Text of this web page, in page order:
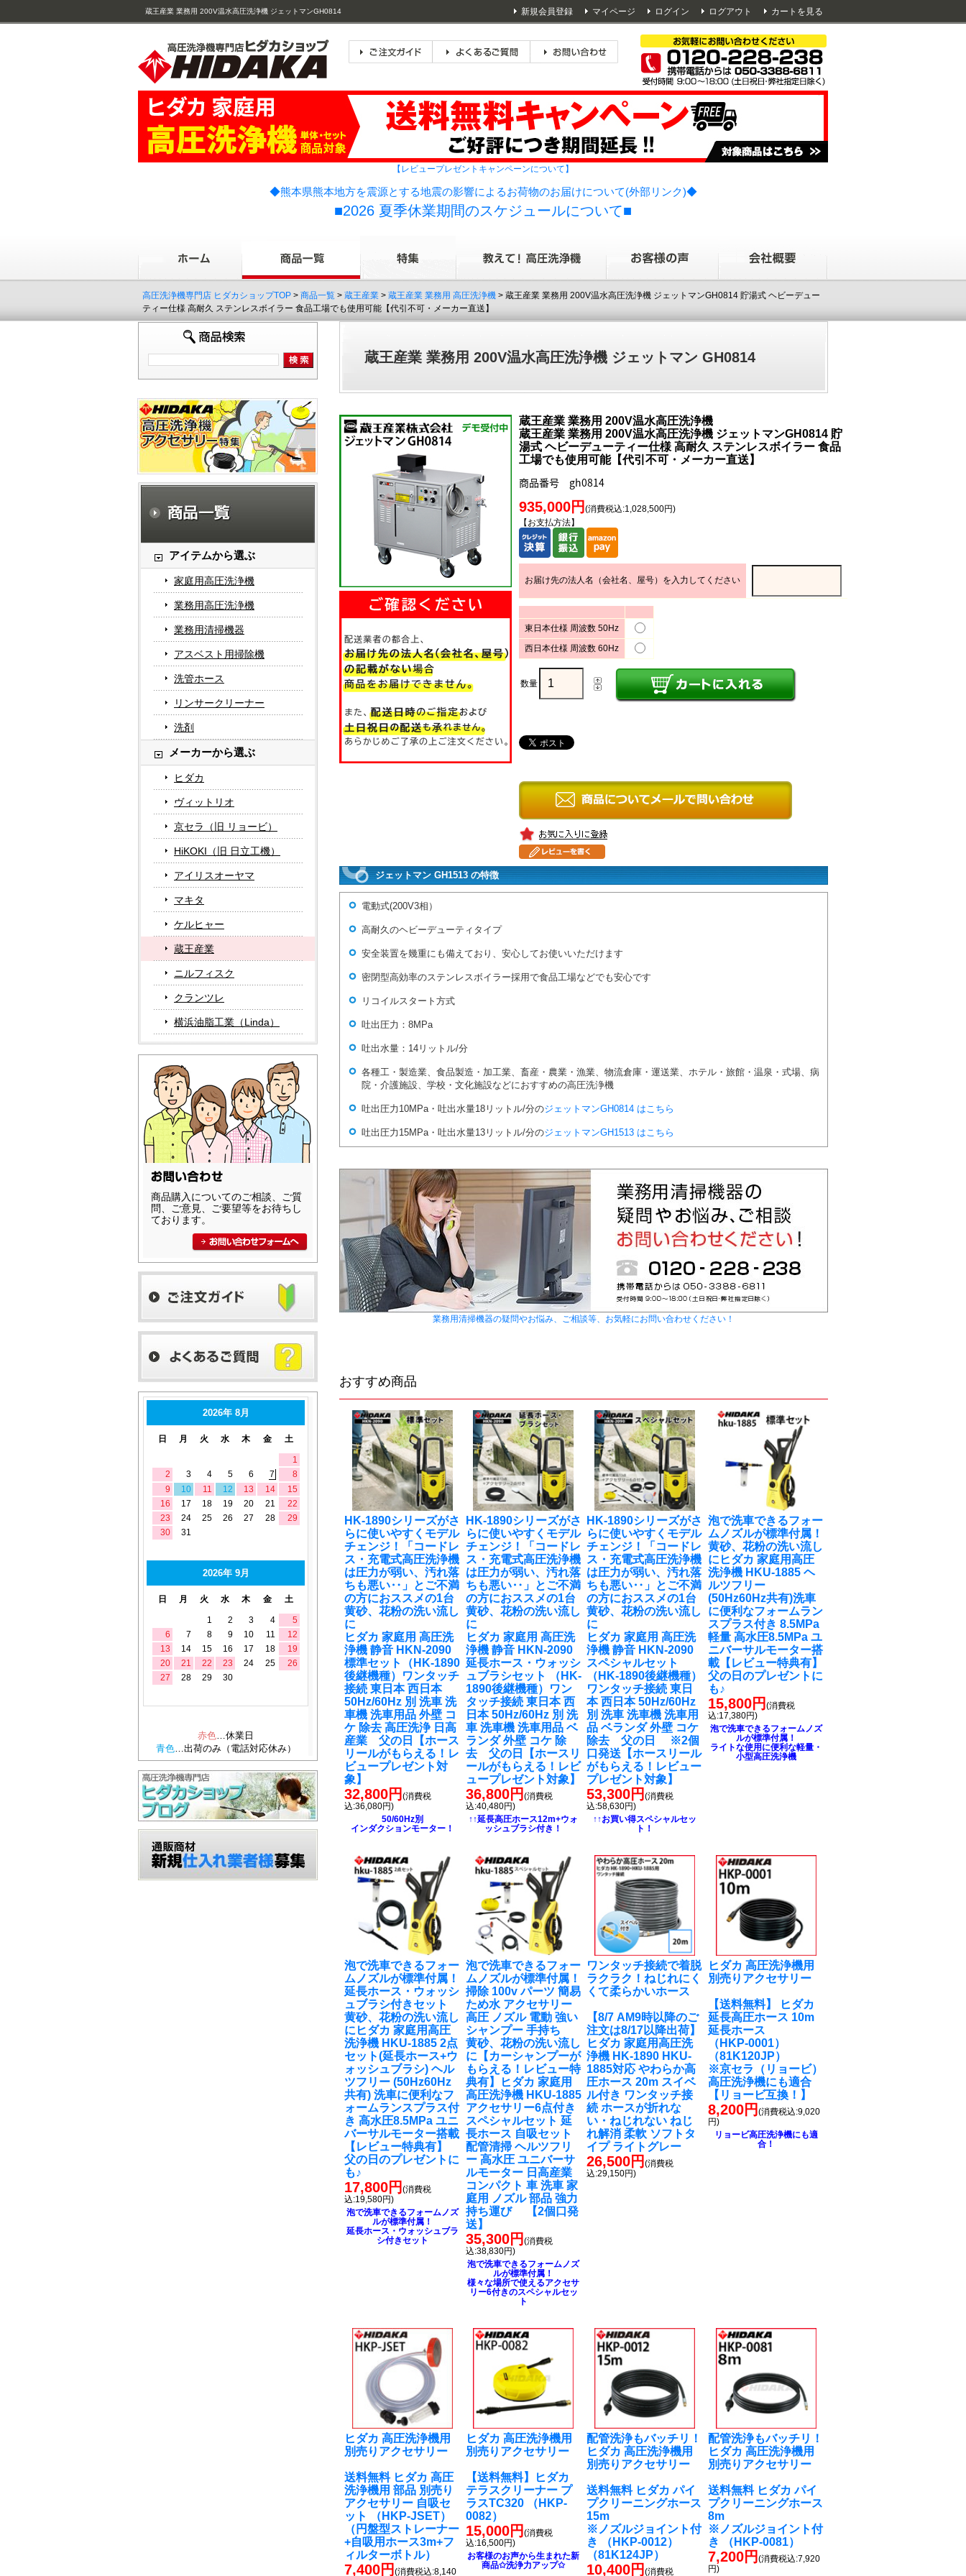
蔵王産業 業務用 200V温水高圧洗浄機 ジェットマンGH0814 新規会員登録 マイページ ログイン ログアウト カートを見る
【レビュープレゼントキャンペーンについて】
◆熊本県熊本地方を震源とする地震の影響によるお荷物のお届けについて(外部リンク)◆
■2026 夏季休業期間のスケジュールについて■
高圧洗浄機専門店 ヒダカショップTOP > 商品一覧 > 蔵王産業 > 蔵王産業 業務用 高圧洗浄機 > 蔵王産業 業務用 200V温水高圧洗浄機 ジェットマンGH0814 貯湯式 ヘビーデュー
ティー仕様 高耐久 ステンレスボイラー 食品工場でも使用可能【代引不可・メーカー直送】
アイテムから選ぶ
家庭用高圧洗浄機
業務用高圧洗浄機
業務用清掃機器
アスベスト用掃除機
洗管ホース
リンサークリーナー
洗剤
メーカーから選ぶ
ヒダカ
ヴィットリオ
京セラ（旧 リョービ）
HiKOKI（旧 日立工機）
アイリスオーヤマ
マキタ
ケルヒャー
蔵王産業
ニルフィスク
クランツレ
横浜油脂工業（Linda）
商品購入についてのご相談、ご質
問、ご意見、ご要望等をお待ちし
ております。
蔵王産業 業務用 200V温水高圧洗浄機 ジェットマン GH0814
蔵王産業 業務用 200V温水高圧洗浄機
蔵王産業 業務用 200V温水高圧洗浄機 ジェットマンGH0814 貯
湯式 ヘビーデューティー仕様 高耐久 ステンレスボイラー 食品
工場でも使用可能【代引不可・メーカー直送】
商品番号 gh0814
935,000円 (消費税込:1,028,500円)
【お支払方法】
お届け先の法人名（会社名、屋号）を入力してください
東日本仕様 周波数 50Hz
西日本仕様 周波数 60Hz
数量
ジェットマン GH1513 の特徴
電動式(200V3相）
高耐久のヘビーデューティタイプ
安全装置を幾重にも備えており、安心してお使いいただけます
密閉型高効率のステンレスボイラー採用で食品工場などでも安心です
リコイルスタート方式
吐出圧力：8MPa
吐出水量：14リットル/分
各種工・製造業、食品製造・加工業、畜産・農業・漁業、物流倉庫・運送業、ホテル・旅館・温泉・式場、病
院・介護施設、学校・文化施設などにおすすめの高圧洗浄機
吐出圧力10MPa・吐出水量18リットル/分のジェットマンGH0814 はこちら
吐出圧力15MPa・吐出水量13リットル/分のジェットマンGH1513 はこちら
業務用清掃機器の疑問やお悩み、ご相談等、お気軽にお問い合わせください！
おすすめ商品
HK-1890シリーズがさ
らに使いやすくモデル
チェンジ！「コードレ
ス・充電式高圧洗浄機
は圧力が弱い、汚れ落
ちも悪い‥」とご不満
の方におススメの1台
黄砂、花粉の洗い流し
に
ヒダカ 家庭用 高圧洗
浄機 静音 HKN-2090
標準セット（HK-1890
後継機種）ワンタッチ
接続 東日本 西日本
50Hz/60Hz 別 洗車 洗
車機 洗車用品 外壁 コ
ケ 除去 高圧洗浄 日高
産業 父の日【ホース
リールがもらえる！レ
ビュープレゼント対
象】
32,800円(消費税
込:36,080円)
50/60Hz別
インダクションモーター！
HK-1890シリーズがさ
らに使いやすくモデル
チェンジ！「コードレ
ス・充電式高圧洗浄機
は圧力が弱い、汚れ落
ちも悪い‥」とご不満
の方におススメの1台
黄砂、花粉の洗い流し
に
ヒダカ 家庭用 高圧洗
浄機 静音 HKN-2090
延長ホース・ウォッシ
ュブラシセット （HK-
1890後継機種）ワン
タッチ接続 東日本 西
日本 50Hz/60Hz 別 洗
車 洗車機 洗車用品 ベ
ランダ 外壁 コケ 除
去 父の日【ホースリ
ールがもらえる！レビ
ュープレゼント対象】
36,800円 (消費税
込:40,480円)
↑↑延長高圧ホース12m+ウォ
ッシュブラシ付き！
HK-1890シリーズがさ
らに使いやすくモデル
チェンジ！「コードレ
ス・充電式高圧洗浄機
は圧力が弱い、汚れ落
ちも悪い‥」とご不満
の方におススメの1台
黄砂、花粉の洗い流し
に
ヒダカ 家庭用 高圧洗
浄機 静音 HKN-2090
スペシャルセット
（HK-1890後継機種）
ワンタッチ接続 東日
本 西日本 50Hz/60Hz
別 洗車 洗車機 洗車用
品 ベランダ 外壁 コケ
除去 父の日 ※2個
口発送【ホースリール
がもらえる！レビュー
プレゼント対象】
53,300円(消費税
込:58,630円)
↑↑お買い得スペシャルセッ
ト！
泡で洗車できるフォー
ムノズルが標準付属！
黄砂、花粉の洗い流し
に ヒダカ 家庭用高圧
洗浄機 HKU-1885 ヘ
ルツフリー
(50Hz60Hz共有)洗車
に便利なフォームラン
スプラス付き 8.5MPa
軽量 高水圧8.5MPa ユ
ニバーサルモーター搭
載【レビュー特典有】
父の日のプレゼントに
も♪
15,800円(消費税
込:17,380円)
泡で洗車できるフォームノズ
ルが標準付属！
ライトな使用に便利な軽量・
小型高圧洗浄機
泡で洗車できるフォー
ムノズルが標準付属！
延長ホース・ウォッシ
ュブラシ付きセット
黄砂、花粉の洗い流し
に ヒダカ 家庭用高圧
洗浄機 HKU-1885 2点
セット(延長ホース+ウ
ォッシュブラシ) ヘル
ツフリー (50Hz60Hz
共有) 洗車に便利なフ
ォームランスプラス付
き 高水圧8.5MPa ユニ
バーサルモーター搭載
【レビュー特典有】
父の日のプレゼントに
も♪
17,800円(消費税
込:19,580円)
泡で洗車できるフォームノズ
ルが標準付属！
延長ホース・ウォッシュブラ
シ付きセット
泡で洗車できるフォー
ムノズルが標準付属！
掃除 100v パーツ 簡易
ため水 アクセサリー
高圧 ノズル 電動 強い
シャンプー 手持ち
黄砂、花粉の洗い流し
に 【カーシャンプーが
もらえる！レビュー特
典有】ヒダカ 家庭用
高圧洗浄機 HKU-1885
アクセサリー6点付き
スペシャルセット 延
長ホース 自吸セット
配管清掃 ヘルツフリ
ー 高水圧 ユニバーサ
ルモーター 日高産業
コンパクト 車 洗車 家
庭用 ノズル 部品 強力
持ち運び 【2個口発
送】
35,300円 (消費税
込:38,830円)
泡で洗車できるフォームノズ
ルが標準付属！
様々な場所で使えるアクセサ
リー6付きのスペシャルセッ
ト
ワンタッチ接続で着脱
ラクラク！ねじれにく
くて柔らかいホース
【8/7 AM9時以降のご
注文は8/17以降出荷】
ヒダカ 家庭用高圧洗
浄機 HK-1890 HKU-
1885対応 やわらか高
圧ホース 20m スイベ
ル付き ワンタッチ接
続 ホースが折れな
い・ねじれない ねじ
れ解消 柔軟 ソフトタ
イプ ライトグレー
26,500円(消費税
込:29,150円)
ヒダカ 高圧洗浄機用
別売りアクセサリー
【送料無料】 ヒダカ
延長高圧ホース 10m
延長ホース
（HKP-0001）
（81K120JP）
※京セラ（リョービ）
高圧洗浄機にも適合
【リョービ互換！】
8,200円(消費税込:9,020
円)
リョービ高圧洗浄機にも適
合！
ヒダカ 高圧洗浄機用
別売りアクセサリー
送料無料 ヒダカ 高圧
洗浄機用 部品 別売り
アクセサリー 自吸セ
ット （HKP-JSET）
（円盤型ストレーナー
+自吸用ホース3m+フ
ィルターボトル）
7,400円(消費税込:8,140
ヒダカ 高圧洗浄機用
別売りアクセサリー
【送料無料】ヒダカ
テラスクリーナー プ
ラスTC320 （HKP-
0082）
15,000円 (消費税
込:16,500円)
お客様のお声から生まれた新
商品✩洗浄力アップ✩
配管洗浄もバッチリ！
ヒダカ 高圧洗浄機用
別売りアクセサリー
送料無料 ヒダカ パイ
プクリーニングホース
15m
※ノズルジョイント付
き （HKP-0012）
（81K124JP）
10,400円(消費税
配管洗浄もバッチリ！
ヒダカ 高圧洗浄機用
別売りアクセサリー
送料無料 ヒダカ パイ
プクリーニングホース
8m
※ノズルジョイント付
き （HKP-0081）
7,200円(消費税込:7,920
円)